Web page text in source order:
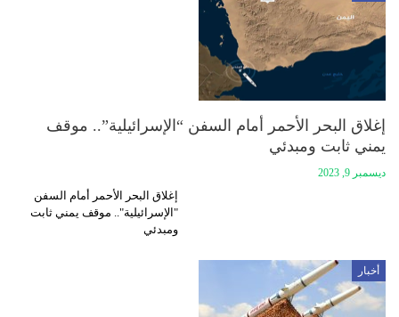
إغلاق البحر الأحمر أمام السفن “الإسرائيلية”.. موقف
يمني ثابت ومبدئي
ديسمبر 9, 2023
إغلاق البحر الأحمر أمام السفن
"الإسرائيلية".. موقف يمني ثابت
ومبدئي
أخبار